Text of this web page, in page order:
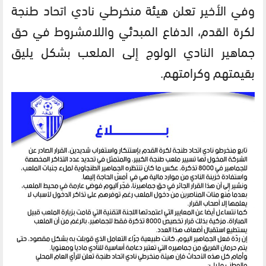
وفي الأخير تعلن هيئة منخرطي نادي اتحاد طنجة
لكرة القدم، الدفاع المبدئي واللامشروط في حق
جماهير النادي الولوج إلى الملعب بشكل يليق
بقيمتهم وكرامتهم.